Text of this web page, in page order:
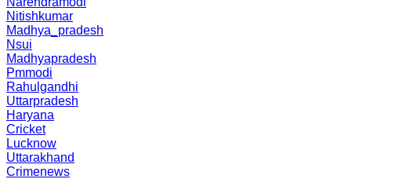
Nitishkumar
Madhya_pradesh
Nsui
Madhyapradesh
Pmmodi
Rahulgandhi
Uttarpradesh
Haryana
Cricket
Lucknow
Uttarakhand
Crimenews